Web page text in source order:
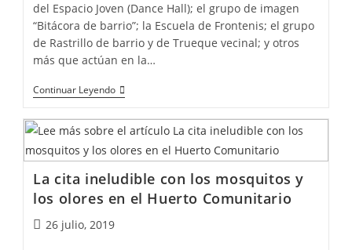
del Espacio Joven (Dance Hall); el grupo de imagen
“Bitácora de barrio”; la Escuela de Frontenis; el grupo
de Rastrillo de barrio y de Trueque vecinal; y otros
más que actúan en la…
Continuar Leyendo
La cita ineludible con los mosquitos y
los olores en el Huerto Comunitario
26 julio, 2019